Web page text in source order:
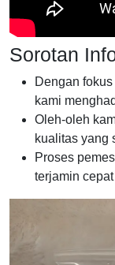
Sorotan
Dengan
kami
Oleh-oleh
kualitas yang
Proses
terjamin